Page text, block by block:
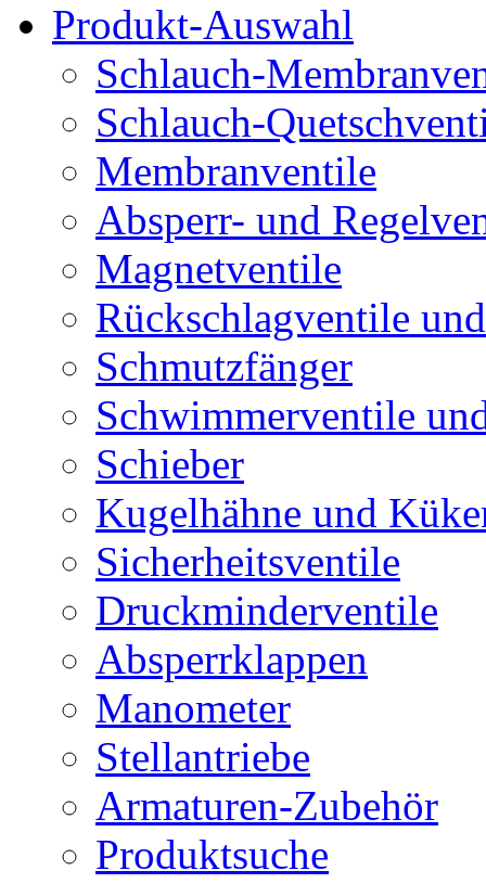
Produkt-Auswahl
Schlauch-
Schlauch-
Membranventile
Absperr- und
Magnetventile
Rückschlagventile
Schmutzfänger
Schwimmerventile
Schieber
Kugelhähne und
Sicherheitsventile
Druckminderventile
Absperrklappen
Manometer
Stellantriebe
Armaturen-Zubehör
Produktsuche